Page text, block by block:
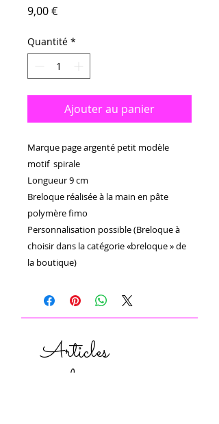
9,00 €Prix
Quantité *
Ajouter au panier
Marque page argenté petit modèle
motif  spirale
Longueur 9 cm
Breloque réalisée à la main en pâte
polymère fimo
Personnalisation possible (Breloque à
choisir dans la catégorie «breloque » de
la boutique)
Articles
similaires